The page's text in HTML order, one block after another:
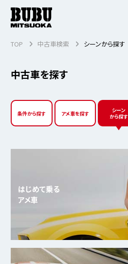
中古車を探す
TOP 中古車検索 シーンから探す
条件から探す アメ車を探す
シーン
から探す
はじめて乗る
アメ車